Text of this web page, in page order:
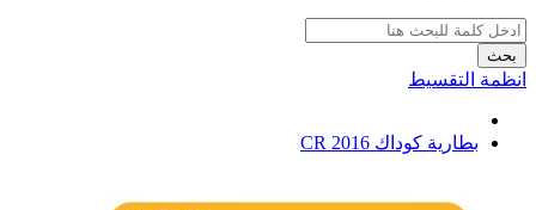
بحث
انظمة التقسيط
بطارية كوداك CR 2016